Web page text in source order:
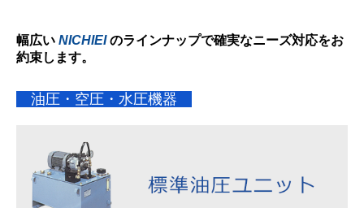
アクセス
営業品目
取扱メーカー
主要客先
幅広い NICHIEIのラインナップで確実なニーズ対応をお
約束します。
油圧・空圧・水圧機器